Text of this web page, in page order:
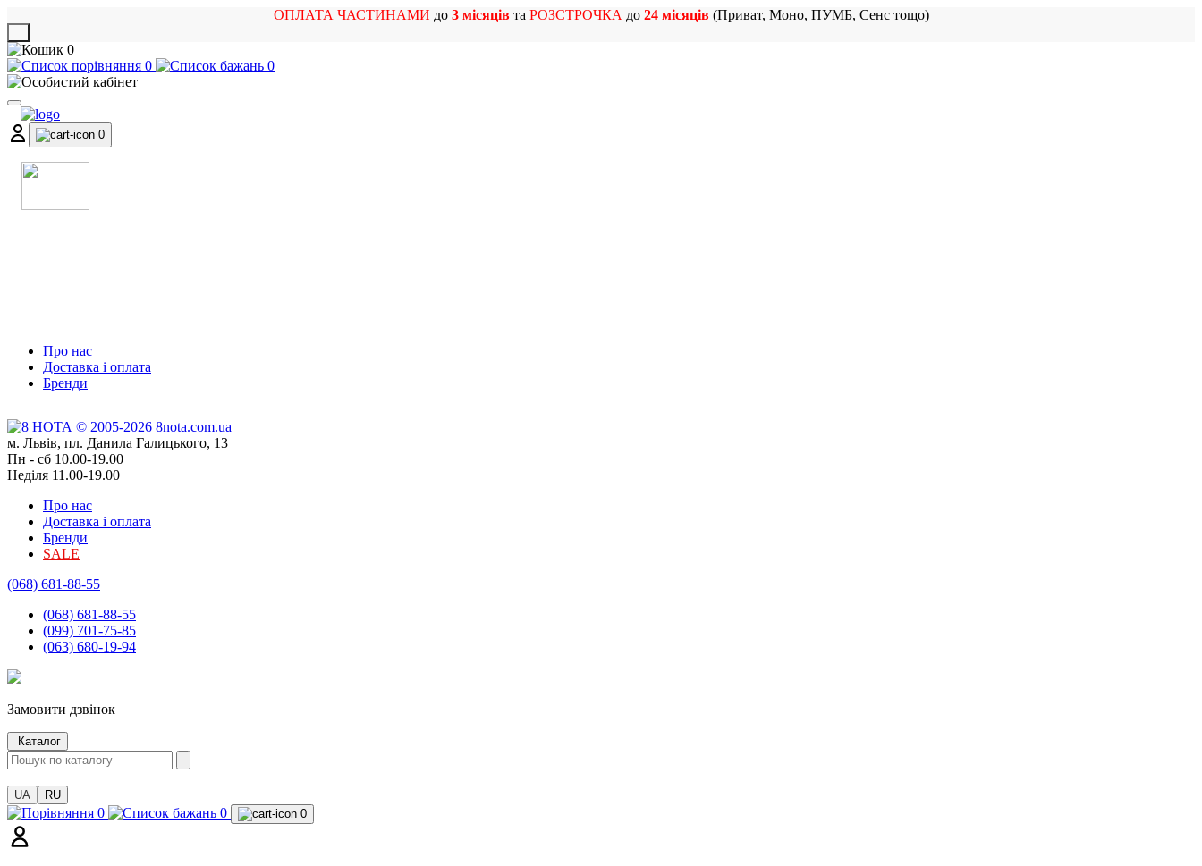
ОПЛАТА ЧАСТИНАМИ до 3 місяцівта РОЗСТРОЧКА до 24 місяців(Приват, Моно, ПУМБ, Сенс тощо)
0
0
0
0
Про нас
Доставка і оплата
Бренди
м. Львів, пл. Данила Галицького, 13
Пн - сб 10.00-19.00
Неділя 11.00-19.00
Про нас
Доставка і оплата
Бренди
SALE
(068) 681-88-55
(068) 681-88-55
(099) 701-75-85
(063) 680-19-94
Замовити дзвінок
Каталог
UA RU
0 0 0